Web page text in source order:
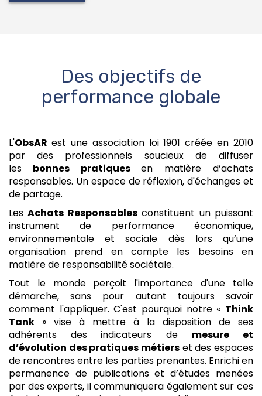
Des objectifs de
performance globale
L'ObsAR est une association loi 1901 créée en 2010
par des professionnels soucieux de diffuser
les bonnes pratiquesen matière d’achats
responsables. Un espace de réflexion, d'échanges et
de partage.
LesAchats Responsablesconstituent un puissant
instrument de performance économique,
environnementale et sociale dès lors qu’une
organisation prend en compte les besoins en
matière de responsabilité sociétale.
Tout le monde perçoit l'importance d'une telle
démarche, sans pour autant toujours savoir
comment l'appliquer. C'est pourquoi notre « Think
Tank » vise à mettre à la disposition de ses
adhérents des
indicateurs de mesure et
d’évolution des pratiques métiers et des espaces
de rencontres entre les parties prenantes. Enrichi en
permanence de publications et d’études menées
par des experts, il communiquera également sur ces